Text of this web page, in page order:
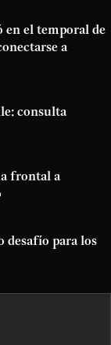
en el temporal de
a
consulta
frontal a
desafío para los